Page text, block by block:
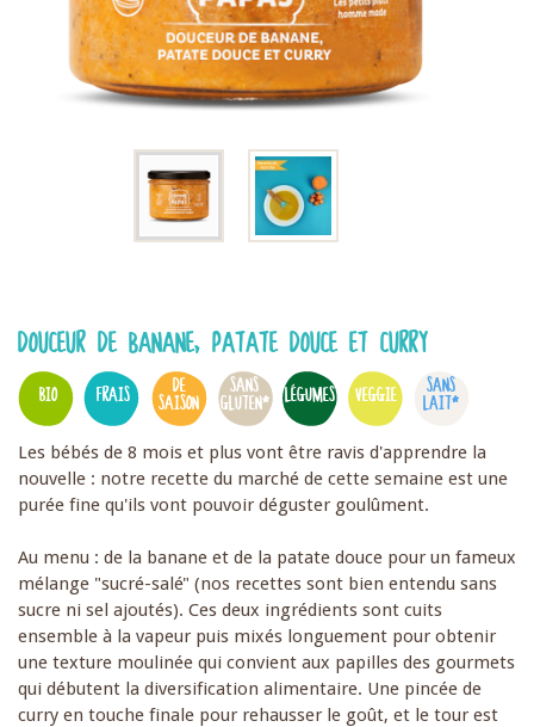
DOUCEUR DE BANANE, PATATE DOUCE ET CURRY
BIO FRAIS
DE
SAISON
SANS
GLUTEN*
LÉGUMES VEGGIE
SANS
LAIT*
Les bébés de 8 mois et plus vont être ravis d'apprendre la
nouvelle : notre recette du marché de cette semaine est une
purée fine qu'ils vont pouvoir déguster goulûment.
Au menu : de la banane et de la patate douce pour un fameux
mélange "sucré-salé" (nos recettes sont bien entendu sans
sucre ni sel ajoutés). Ces deux ingrédients sont cuits
ensemble à la vapeur puis mixés longuement pour obtenir
une texture moulinée qui convient aux papilles des gourmets
qui débutent la diversification alimentaire. Une pincée de
curry en touche finale pour rehausser le goût, et le tour est